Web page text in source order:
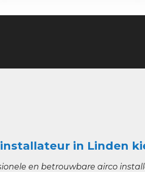
in Linden
en betrouwbare airco